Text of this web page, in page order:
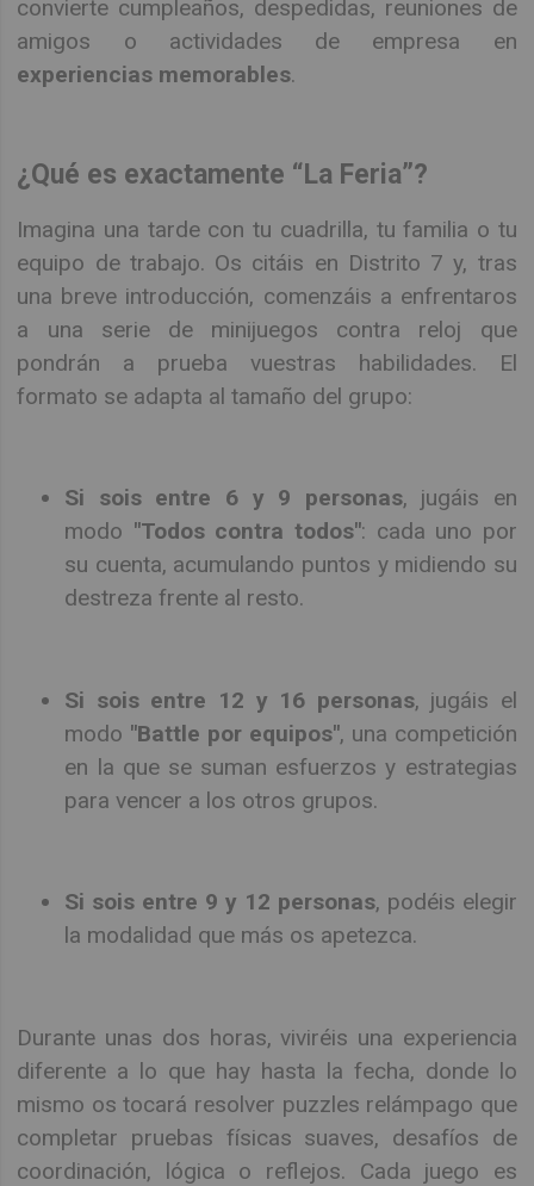
convierte cumpleaños, despedidas, reuniones de
amigos o actividades de empresa en
experiencias memorables.
¿Qué es exactamente “La Feria”?
Imagina una tarde con tu cuadrilla, tu familia o tu
equipo de trabajo. Os citáis en Distrito 7 y, tras
una breve introducción, comenzáis a enfrentaros
a una serie de minijuegos contra reloj que
pondrán a prueba vuestras habilidades. El
formato se adapta al tamaño del grupo:
Si sois entre 6 y 9 personas, jugáis en
modo "Todos contra todos": cada uno por
su cuenta, acumulando puntos y midiendo su
destreza frente al resto.
Si sois entre 12 y 16 personas, jugáis el
modo "Battle por equipos", una competición
en la que se suman esfuerzos y estrategias
para vencer a los otros grupos.
Si sois entre 9 y 12 personas, podéis elegir
la modalidad que más os apetezca.
Durante unas dos horas, viviréis una experiencia
diferente a lo que hay hasta la fecha, donde lo
mismo os tocará resolver puzzles relámpago que
completar pruebas físicas suaves, desafíos de
coordinación, lógica o reflejos. Cada juego es